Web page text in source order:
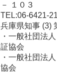
－ １０３
TEL:06-6421-
兵庫県知事 (3)
・一般社団法
証協会
・一般社団法
協会